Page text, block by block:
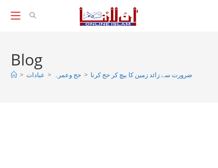
Blog
> عبادات > حج وعمرہ > ضرورت سے زائد زمین کا بیچ کر حج کرنا